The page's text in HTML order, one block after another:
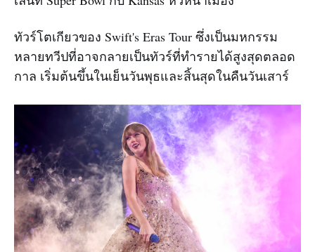
ทัวร์โตเกียวของ Swift's Eras Tour ซึ่งเป็นมหกรรม
หลายทวีปที่อาจกลายเป็นทัวร์ที่ทำรายได้สูงสุดตลอด
กาล เริ่มต้นขึ้นในเย็นวันพุธและสิ้นสุดในคืนวันเสาร์